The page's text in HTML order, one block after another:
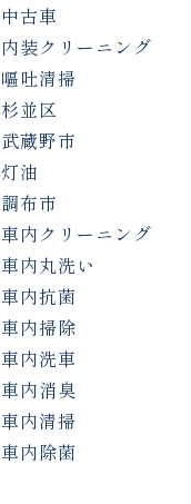
中古車
内装クリーニング
嘔吐清掃
杉並区
武蔵野市
灯油
調布市
車内クリーニング
車内丸洗い
車内抗菌
車内掃除
車内洗車
車内消臭
車内清掃
車内除菌